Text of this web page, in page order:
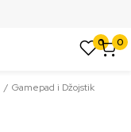
0 0
Gamepad i Džojstik